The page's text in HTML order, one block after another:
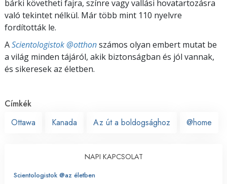
bárki követheti fajra, színre vagy vallási hovatartozásra
való tekintet nélkül. Már több mint 110 nyelvre
fordították le.
AScientologistok @otthonszámos olyan embert mutat be
a világ minden tájáról, akik biztonságban és jól vannak,
és sikeresek az életben.
Címkék
Ottawa
Kanada Az út a boldogsághoz @home
NAPI KAPCSOLAT
Scientologistok @az életben